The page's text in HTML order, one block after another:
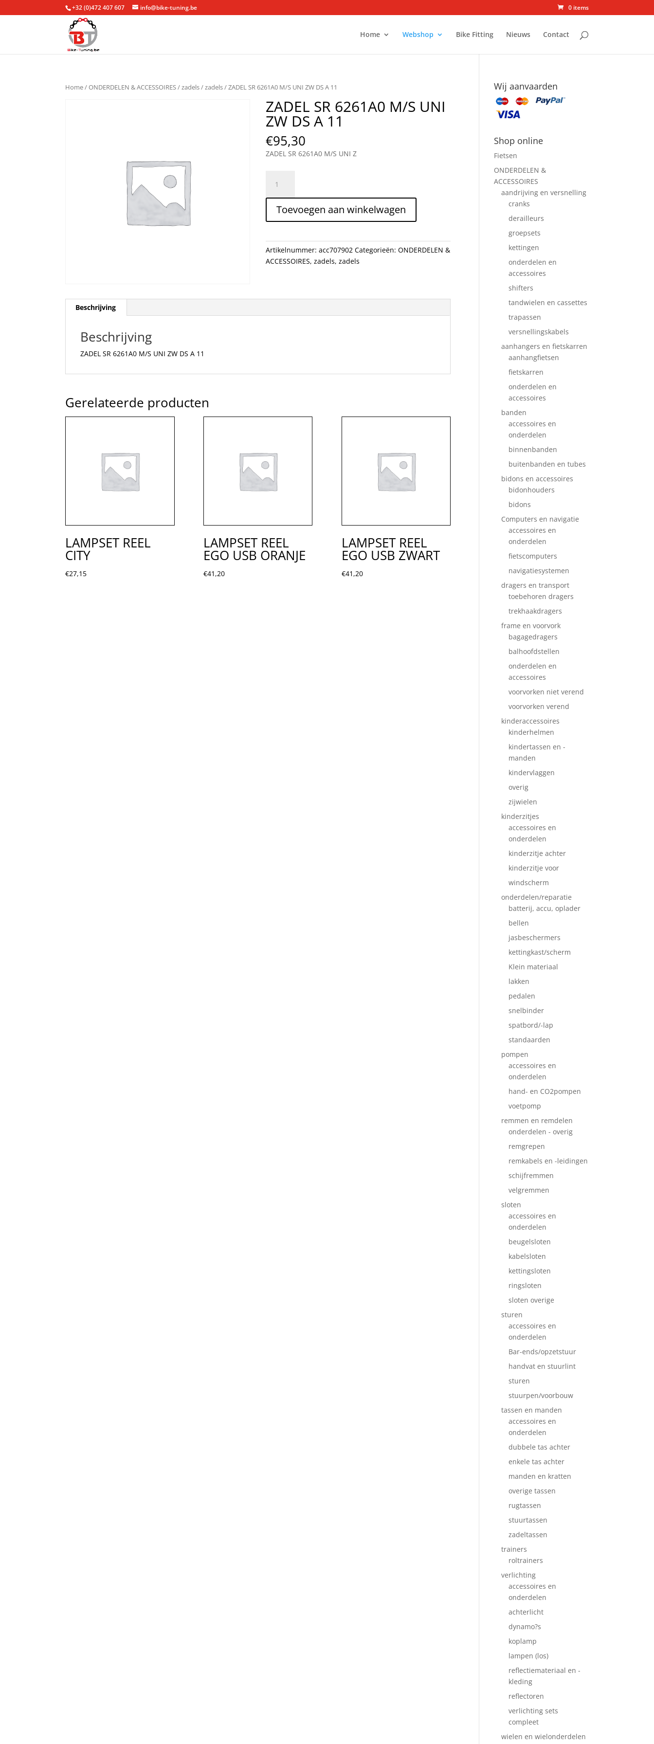
+32 (0)472 407 607 info@bike-tuning.be 0 items
Home Webshop Bike Fitting Nieuws Contact
Home/ONDERDELEN & ACCESSOIRES/zadels/zadels/ ZADEL SR 6261A0 M/S UNI ZW DS A 11
ZADEL SR 6261A0 M/S UNI
ZW DS A 11
€95,30
ZADEL SR 6261A0 M/S UNI Z
6261A0
M/S
UNI
DS
A
11
Toevoegen aan winkelwagen
Artikelnummer:acc707902 Categorieën:ONDERDELEN &
ACCESSOIRES,zadels,zadels
Beschrijving
Beschrijving
ZADEL SR 6261A0 M/S UNI ZW DS A 11
Gerelateerde producten
LAMPSET REEL
CITY
€27,15
LAMPSET REEL
EGO USB ORANJE
€41,20
LAMPSET REEL
EGO USB ZWART
€41,20
Wij aanvaarden
Shop online
Fietsen
ONDERDELEN &
ACCESSOIRES
aandrijving en versnelling
cranks
derailleurs
groepsets
kettingen
onderdelen en
accessoires
shifters
tandwielen en cassettes
trapassen
versnellingskabels
aanhangers en fietskarren
aanhangfietsen
fietskarren
onderdelen en
accessoires
banden
accessoires en
onderdelen
binnenbanden
buitenbanden en tubes
bidons en accessoires
bidonhouders
bidons
Computers en navigatie
accessoires en
onderdelen
fietscomputers
navigatiesystemen
dragers en transport
toebehoren dragers
trekhaakdragers
frame en voorvork
bagagedragers
balhoofdstellen
onderdelen en
accessoires
voorvorken niet verend
voorvorken verend
kinderaccessoires
kinderhelmen
kindertassen en -
manden
kindervlaggen
overig
zijwielen
kinderzitjes
accessoires en
onderdelen
kinderzitje achter
kinderzitje voor
windscherm
onderdelen/reparatie
batterij, accu, oplader
bellen
jasbeschermers
kettingkast/scherm
Klein materiaal
lakken
pedalen
snelbinder
spatbord/-lap
standaarden
pompen
accessoires en
onderdelen
hand- en CO2pompen
voetpomp
remmen en remdelen
onderdelen - overig
remgrepen
remkabels en -leidingen
schijfremmen
velgremmen
sloten
accessoires en
onderdelen
beugelsloten
kabelsloten
kettingsloten
ringsloten
sloten overige
sturen
accessoires en
onderdelen
Bar-ends/opzetstuur
handvat en stuurlint
sturen
stuurpen/voorbouw
tassen en manden
accessoires en
onderdelen
dubbele tas achter
enkele tas achter
manden en kratten
overige tassen
rugtassen
stuurtassen
zadeltassen
trainers
roltrainers
verlichting
accessoires en
onderdelen
achterlicht
dynamo?s
koplamp
lampen (los)
reflectiemateriaal en -
kleding
reflectoren
verlichting sets
compleet
wielen en wielonderdelen